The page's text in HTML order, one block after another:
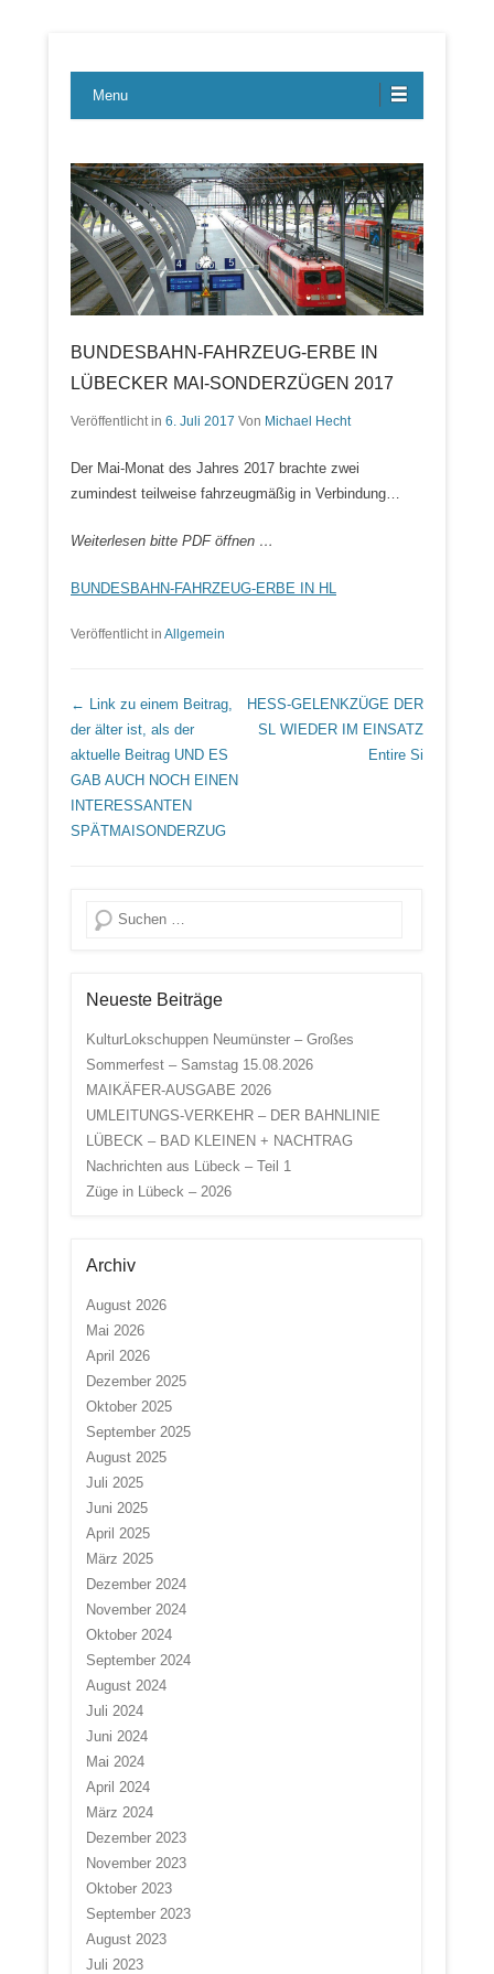
LBE-Express
Menu
BUNDESBAHN-FAHRZEUG-ERBE IN
LÜBECKER MAI-SONDERZÜGEN 2017
Veröffentlicht in 6. Juli 2017 Von Michael Hecht
Der Mai-Monat des Jahres 2017 brachte zwei
zumindest teilweise fahrzeugmäßig in Verbindung…
Weiterlesen bitte PDF öffnen …
BUNDESBAHN-FAHRZEUG-ERBE IN HL
Veröffentlicht in Allgemein
Beitrags Übersicht
← Link zu einem Beitrag,
der älter ist, als der
aktuelle Beitrag UND ES
GAB AUCH NOCH EINEN
INTERESSANTEN
SPÄTMAISONDERZUG
HESS-GELENKZÜGE DER
SL WIEDER IM EINSATZ
Entire Si
Suche
Neueste Beiträge
KulturLokschuppen Neumünster – Großes
Sommerfest – Samstag 15.08.2026
MAIKÄFER-AUSGABE 2026
UMLEITUNGS-VERKEHR – DER BAHNLINIE
LÜBECK – BAD KLEINEN + NACHTRAG
Nachrichten aus Lübeck – Teil 1
Züge in Lübeck – 2026
Archiv
August 2026
Mai 2026
April 2026
Dezember 2025
Oktober 2025
September 2025
August 2025
Juli 2025
Juni 2025
April 2025
März 2025
Dezember 2024
November 2024
Oktober 2024
September 2024
August 2024
Juli 2024
Juni 2024
Mai 2024
April 2024
März 2024
Dezember 2023
November 2023
Oktober 2023
September 2023
August 2023
Juli 2023